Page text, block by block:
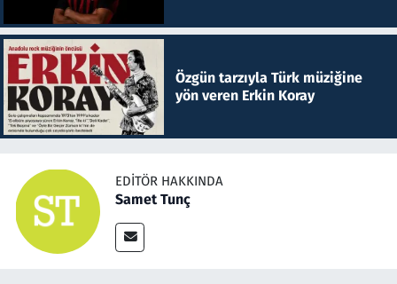
Özgün tarzıyla Türk müziğine
yön veren Erkin Koray
EDITÖR HAKKINDA
Samet Tunç